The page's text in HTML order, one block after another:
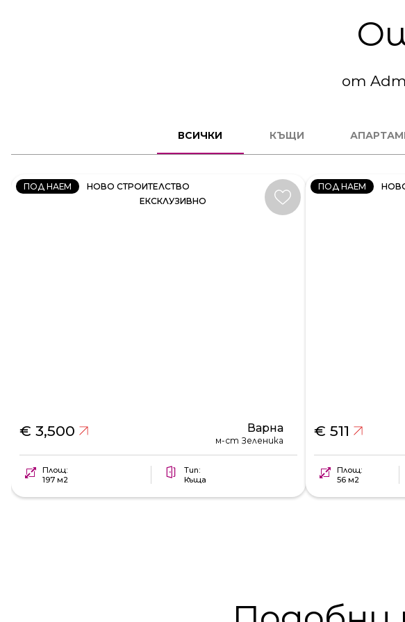
от
ВСИЧКИ КЪЩИ
ПОД НАЕМ
НОВО СТРОИТЕЛСТВО
ЕКСКЛУЗИВНО
35414
€ 3,500 Варна
м-ст Зеленика
Площ:
197 м2
Тип:
Къща
ПОД НАЕМ
34406
€ 511
Площ:
56 м2